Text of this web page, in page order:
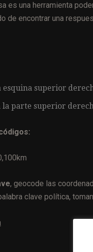
es una herramienta
de encontrar una
superior
parte superior
, geocode las
clave política,